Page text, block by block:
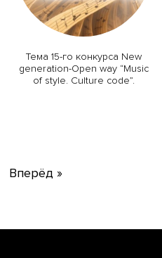
Тема 15-го конкурса New
generation-Open way “Music
of style. Culture code”.
Вперёд »